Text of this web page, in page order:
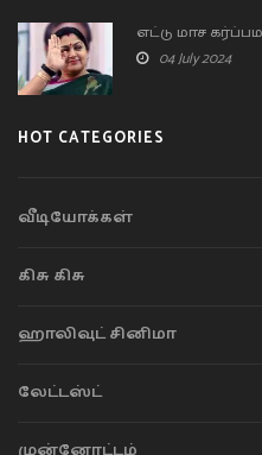
எட்டு மாச
04 July 2024
HOT CATEGORIES
வீடியோக்கள்
கிசு கிசு
ஹாலிவுட் சினிமா
லேட்டஸ்ட்